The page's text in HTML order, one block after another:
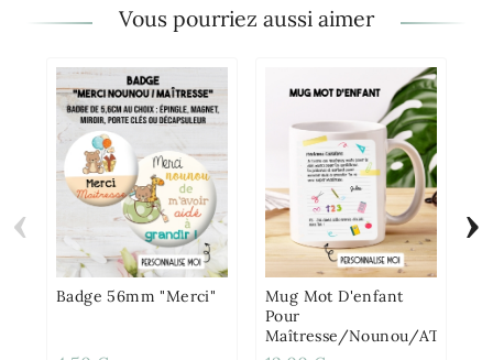
Vous pourriez aussi aimer
Badge 56mm "Merci"
Mug Mot D'enfant
Pour
Maîtresse/Nounou/
‹ ›